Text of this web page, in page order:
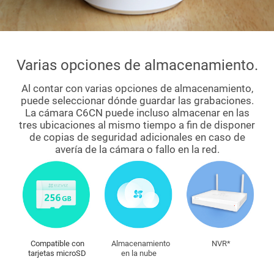
Al contar con varias opciones de almacenamiento,
puede seleccionar dónde guardar las grabaciones.
La cámara C6CN puede incluso almacenar en las
tres ubicaciones al mismo tiempo a fin de disponer
de copias de seguridad adicionales en caso de
avería de la cámara o fallo en la red.
Varias opciones de almacenamiento.
NVR*
Almacenamiento
en la nube
Compatible con
tarjetas microSD